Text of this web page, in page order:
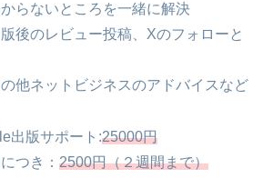
ころを一緒に解決
ー投稿、Xのフォローと
ジネスのアドバイスなど
出版サポート:25000円
き： 2500円（２週間まで）